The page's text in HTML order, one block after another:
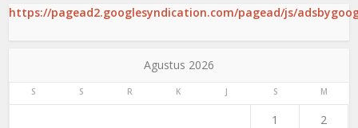
https://pagead2.googlesyndication.com/pagead/js/
Agustus 2026
S S R K J S M
1 2